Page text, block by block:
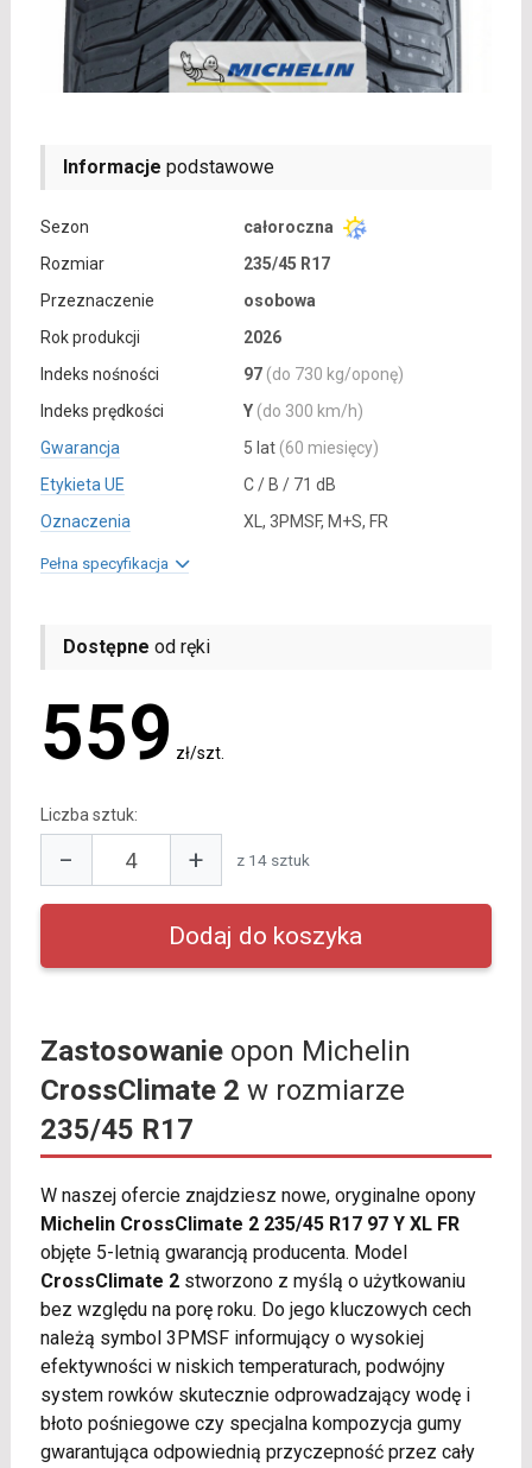
Informacje podstawowe
Sezon
całoroczna
Rozmiar
235/45 R17
Przeznaczenie
osobowa
Rok produkcji
2026
Indeks nośności
97 (do 730 kg/oponę)
Indeks prędkości
Y (do 300 km/h)
Gwarancja
5 lat (60 miesięcy)
Etykieta UE
C / B / 71 dB
Oznaczenia
XL, 3PMSF, M+S, FR
Pełna specyfikacja
Dostępne od ręki
559 zł/szt.
Liczba sztuk:
− + z 14 sztuk
Zastosowanieopon Michelin
CrossClimate 2 w rozmiarze
235/45 R17
W naszej ofercie znajdziesz nowe, oryginalne opony
Michelin CrossClimate 2 235/45 R17 97 Y XL FR
objęte 5-letnią gwarancją producenta. Model
CrossClimate 2stworzono z myślą o użytkowaniu
bez względu na porę roku. Do jego kluczowych cech
należą symbol 3PMSF informujący o wysokiej
efektywności w niskich temperaturach, podwójny
system rowków skutecznie odprowadzający wodę i
błoto pośniegowe czy specjalna kompozycja gumy
gwarantująca odpowiednią przyczepność przez cały